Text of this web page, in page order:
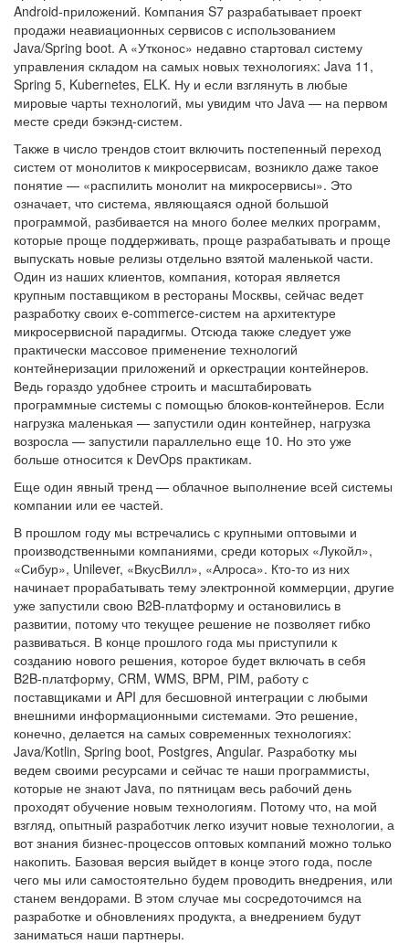
Android-приложений. Компания S7 разрабатывает проект
продажи неавиационных сервисов с использованием
Java/Spring boot. А «Утконос» недавно стартовал систему
управления складом на самых новых технологиях: Java 11,
Spring 5, Kubernetes, ELK. Ну и если взглянуть в любые
мировые чарты технологий, мы увидим что Java — на первом
месте среди бэкэнд-систем.
Также в число трендов стоит включить постепенный переход
систем от монолитов к микросервисам, возникло даже такое
понятие — «распилить монолит на микросервисы». Это
означает, что система, являющаяся одной большой
программой, разбивается на много более мелких программ,
которые проще поддерживать, проще разрабатывать и проще
выпускать новые релизы отдельно взятой маленькой части.
Один из наших клиентов, компания, которая является
крупным поставщиком в рестораны Москвы, сейчас ведет
разработку своих e-commerce-систем на архитектуре
микросервисной парадигмы. Отсюда также следует уже
практически массовое применение технологий
контейнеризации приложений и оркестрации контейнеров.
Ведь гораздо удобнее строить и масштабировать
программные системы с помощью блоков-контейнеров. Если
нагрузка маленькая — запустили один контейнер, нагрузка
возросла — запустили параллельно еще 10. Но это уже
больше относится к DevOps практикам.
Еще один явный тренд — облачное выполнение всей системы
компании или ее частей.
В прошлом году мы встречались с крупными оптовыми и
производственными компаниями, среди которых «Лукойл»,
«Сибур», Unilever, «ВкусВилл», «Алроса». Кто-то из них
начинает прорабатывать тему электронной коммерции, другие
уже запустили свою B2B-платформу и остановились в
развитии, потому что текущее решение не позволяет гибко
развиваться. В конце прошлого года мы приступили к
созданию нового решения, которое будет включать в себя
B2B-платформу, CRM, WMS, BPM, PIM, работу с
поставщиками и API для бесшовной интеграции с любыми
внешними информационными системами. Это решение,
конечно, делается на самых современных технологиях:
Java/Kotlin, Spring boot, Postgres, Angular. Разработку мы
ведем своими ресурсами и сейчас те наши программисты,
которые не знают Java, по пятницам весь рабочий день
проходят обучение новым технологиям. Потому что, на мой
взгляд, опытный разработчик легко изучит новые технологии, а
вот знания бизнес-процессов оптовых компаний можно только
накопить. Базовая версия выйдет в конце этого года, после
чего мы или самостоятельно будем проводить внедрения, или
станем вендорами. В этом случае мы сосредоточимся на
разработке и обновлениях продукта, а внедрением будут
заниматься наши партнеры.